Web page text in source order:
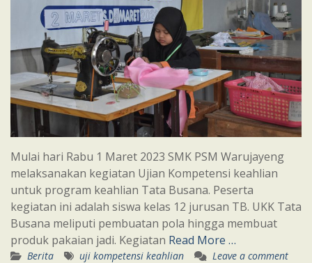
Mulai hari Rabu 1 Maret 2023 SMK PSM Warujayeng
melaksanakan kegiatan Ujian Kompetensi keahlian
untuk program keahlian Tata Busana. Peserta
kegiatan ini adalah siswa kelas 12 jurusan TB. UKK Tata
Busana meliputi pembuatan pola hingga membuat
produk pakaian jadi. Kegiatan Read More …
Berita uji kompetensi keahlian Leave a comment